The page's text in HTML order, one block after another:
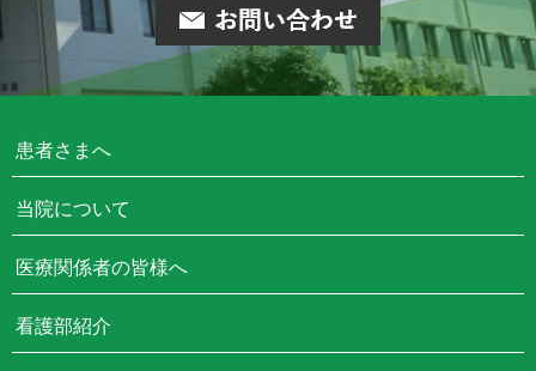
患者さまへ
当院について
医療関係者の皆様へ
看護部紹介